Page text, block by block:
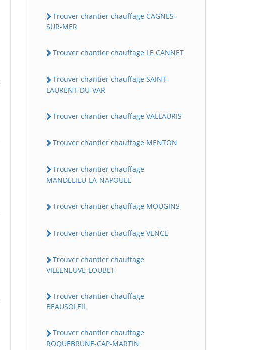
Trouver chantier chauffage CAGNES-
SUR-MER
Trouver chantier chauffage LE CANNET
Trouver chantier chauffage SAINT-
LAURENT-DU-VAR
Trouver chantier chauffage VALLAURIS
Trouver chantier chauffage MENTON
Trouver chantier chauffage
MANDELIEU-LA-NAPOULE
Trouver chantier chauffage MOUGINS
Trouver chantier chauffage VENCE
Trouver chantier chauffage
VILLENEUVE-LOUBET
Trouver chantier chauffage
BEAUSOLEIL
Trouver chantier chauffage
ROQUEBRUNE-CAP-MARTIN